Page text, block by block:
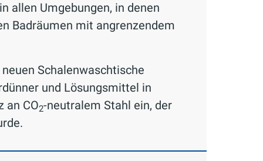
allen Umgebungen, in denen
Badräumen mit angrenzendem
Schalenwaschtische
und Lösungsmittel in
an CO2-neutralem Stahl ein, der